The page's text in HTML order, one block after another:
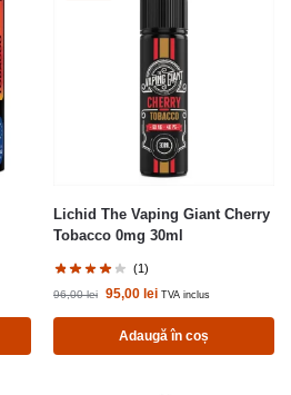
Lichid The Vaping Giant Cherry
Tobacco 0mg 30ml
(1)
96,00lei 95,00 lei TVA inclus
Adaugă în coș